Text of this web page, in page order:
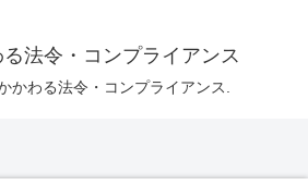
法令・コンプライアンス
かわる法令・コンプライアンス.